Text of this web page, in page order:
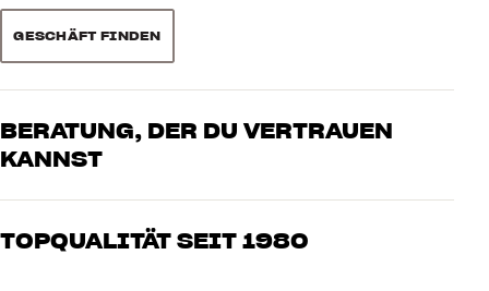
GESCHÄFT FINDEN
BERATUNG, DER DU VERTRAUEN
KANNST
Unsere Mitarbeiter sind echte Enthusiasten, die unsere Produkte
oder Heimkino. Erzähle uns, wovon Du träumst, und wir finden
TOPQUALITÄT SEIT 1980